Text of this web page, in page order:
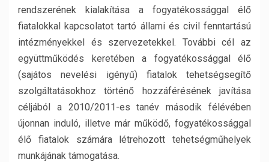
rendszerének kialakítása a fogyatékossággal élő
fiatalokkal kapcsolatot tartó állami és civil fenntartású
intézményekkel és szervezetekkel. További cél az
együttműködés keretében a fogyatékossággal élő
(sajátos nevelési igényű) fiatalok tehetségsegítő
szolgáltatásokhoz történő hozzáférésének javítása
céljából a 2010/2011-es tanév második félévében
újonnan induló, illetve már működő, fogyatékossággal
élő fiatalok számára létrehozott tehetségműhelyek
munkájának támogatása.